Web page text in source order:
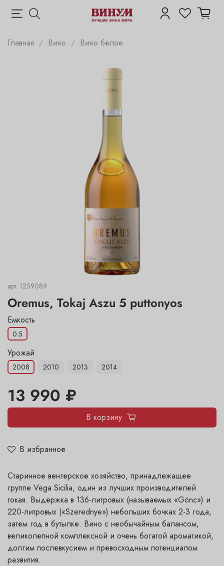
Главная Вино Вино белое
арт. 1259089
Oremus, Tokaj Aszu 5 puttonyos
В избранное
Емкость
0.5
Урожай
2008 2010 2013 2014
13 990 ₽
В корзину
Старинное венгерское хозяйство, принадлежащее
группе Vega Sicilia, один из лучших производителей
токая. Выдержка в 136-литровых (называемых «Gönc») и
220-литровых («Szerednye») небольших бочках 2-3 года,
затем год в бутылке. Вино с необычайным балансом,
великолепной комплексной и очень богатой ароматикой,
долгим послевкусием и превосходным потенциалом
развития.